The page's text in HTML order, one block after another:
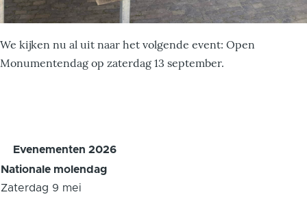
We kijken nu al uit naar het volgende event: Open
Monumentendag op zaterdag 13 september.
Evenementen 2026
Nationale molendag
Zaterdag 9 mei